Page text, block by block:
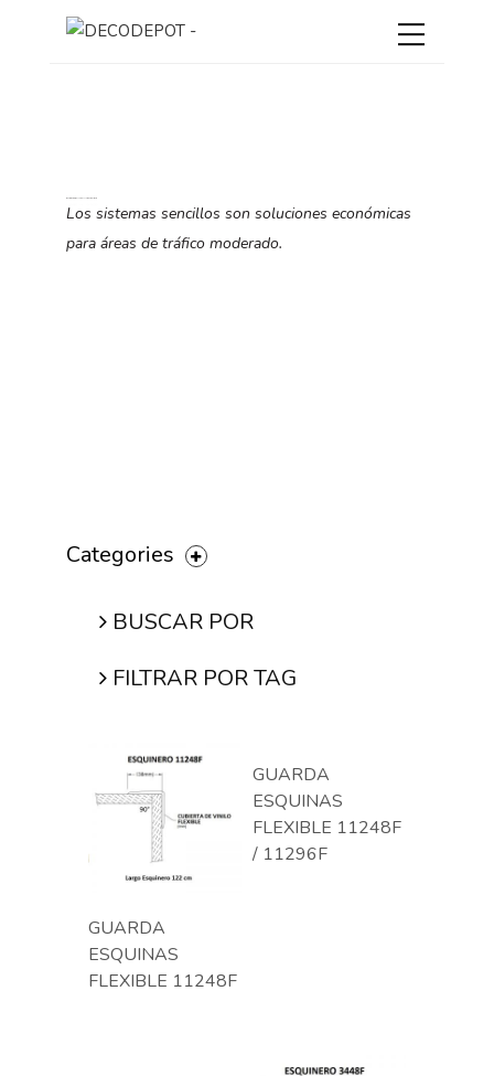
Los sistemas sencillos son soluciones económicas
para áreas de tráfico moderado.
Categories
BUSCAR POR
FILTRAR POR TAG
GUARDA
ESQUINAS
FLEXIBLE 11248F
GUARDA
ESQUINAS
FLEXIBLE 11248F
/ 11296F